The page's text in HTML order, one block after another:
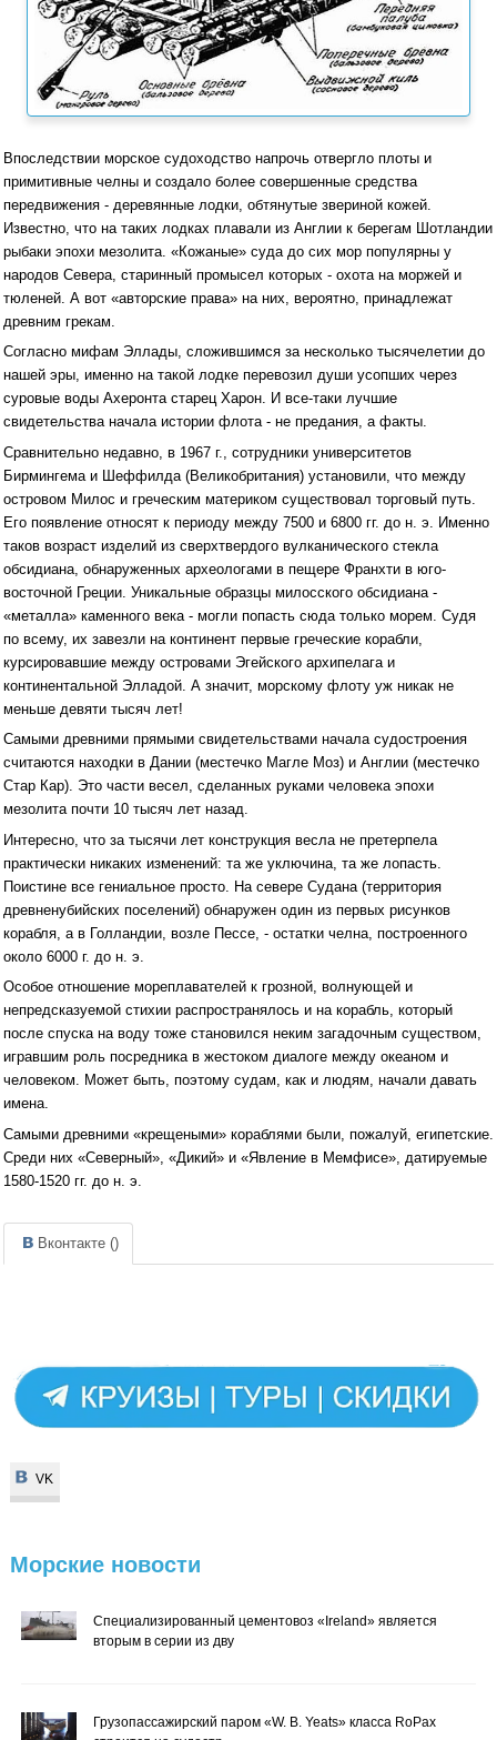
Впоследствии морское судоходство напрочь отвергло плоты и
примитивные челны и создало более совершенные средства
передвижения - деревянные лодки, обтянутые звериной кожей.
Известно, что на таких лодках плавали из Англии к берегам Шотландии
рыбаки эпохи мезолита. «Кожаные» суда до сих мор популярны у
народов Севера, старинный промысел которых - охота на моржей и
тюленей. А вот «авторские права» на них, вероятно, принадлежат
древним грекам.
Согласно мифам Эллады, сложившимся за несколько тысячелетии до
нашей эры, именно на такой лодке перевозил души усопших через
суровые воды Ахеронта старец Харон. И все-таки лучшие
свидетельства начала истории флота - не предания, а факты.
Сравнительно недавно, в 1967 г., сотрудники университетов
Бирмингема и Шеффилда (Великобритания) установили, что между
островом Милос и греческим материком существовал торговый путь.
Его появление относят к периоду между 7500 и 6800 гг. до н. э. Именно
таков возраст изделий из сверхтвердого вулканического стекла
обсидиана, обнаруженных археологами в пещере Франхти в юго-
восточной Греции. Уникальные образцы милосского обсидиана -
«металла» каменного века - могли попасть сюда только морем. Судя
по всему, их завезли на континент первые греческие корабли,
курсировавшие между островами Эгейского архипелага и
континентальной Элладой. А значит, морскому флоту уж никак не
меньше девяти тысяч лет!
Самыми древними прямыми свидетельствами начала судостроения
считаются находки в Дании (местечко Магле Моз) и Англии (местечко
Стар Кар). Это части весел, сделанных руками человека эпохи
мезолита почти 10 тысяч лет назад.
Интересно, что за тысячи лет конструкция весла не претерпела
практически никаких изменений: та же уключина, та же лопасть.
Поистине все гениальное просто. На севере Судана (территория
древненубийских поселений) обнаружен один из первых рисунков
корабля, а в Голландии, возле Пессе, - остатки челна, построенного
около 6000 г. до н. э.
Особое отношение мореплавателей к грозной, волнующей и
непредсказуемой стихии распространялось и на корабль, который
после спуска на воду тоже становился неким загадочным существом,
игравшим роль посредника в жестоком диалоге между океаном и
человеком. Может быть, поэтому судам, как и людям, начали давать
имена.
Самыми древними «крещеными» кораблями были, пожалуй, египетские.
Среди них «Северный», «Дикий» и «Явление в Мемфисе», датируемые
1580-1520 гг. до н. э.
Вконтакте ()
VK
VK
Морские новости
Специализированный цементовоз «Ireland» является
вторым в серии из дву
Грузопассажирский паром «W. B. Yeats» класса RoPax